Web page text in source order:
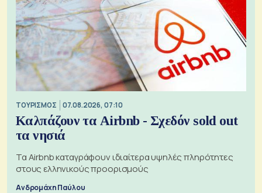
ΤΟΥΡΙΣΜΟΣ 07.08.2026, 07:10
Καλπάζουν τα Airbnb - Σχεδόν sold out
τα νησιά
Τα Airbnb καταγράφουν ιδιαίτερα υψηλές πληρότητες
στους ελληνικούς προορισμούς
Ανδρομάχη Παύλου